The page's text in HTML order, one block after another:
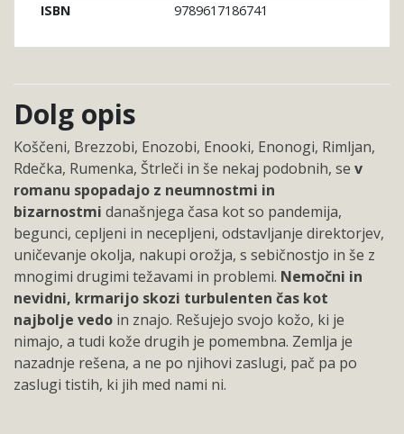
ISBN
9789617186741
Dolg opis
Koščeni, Brezzobi, Enozobi, Enooki, Enonogi, Rimljan,
Rdečka, Rumenka, Štrleči in še nekaj podobnih, se v
romanu spopadajo z neumnostmi in
bizarnostmi današnjega časa kot so pandemija,
begunci, cepljeni in necepljeni, odstavljanje direktorjev,
uničevanje okolja, nakupi orožja, s sebičnostjo in še z
mnogimi drugimi težavami in problemi. Nemočni in
nevidni, krmarijo skozi turbulenten čas kot
najbolje vedo in znajo. Rešujejo svojo kožo, ki je
nimajo, a tudi kože drugih je pomembna. Zemlja je
nazadnje rešena, a ne po njihovi zaslugi, pač pa po
zaslugi tistih, ki jih med nami ni.